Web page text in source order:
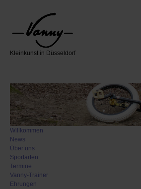
Kleinkunst in Düsseldorf
Willkommen
News
Über uns
Sportarten
Termine
Vanny-Trainer
Ehrungen